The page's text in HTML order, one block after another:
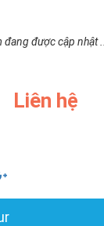
được cập nhật ...
Liên hệ